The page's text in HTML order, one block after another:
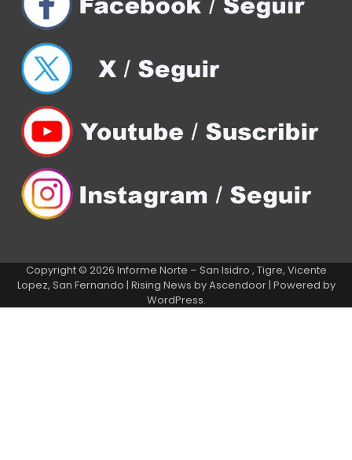
Copyright © 2026 Informe Norte – San Isidro , Tigre, Vicente
Lopez, San Fernando | Rising News byAscendoor| Powered by
WordPress.